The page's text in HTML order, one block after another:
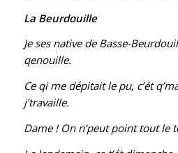
La Beurdouille
Je ses native de Basse-
qenouille.
Ce qi me dépitait le pu, c’ét
j’travaille.
Dame ! On n’peut point tout le